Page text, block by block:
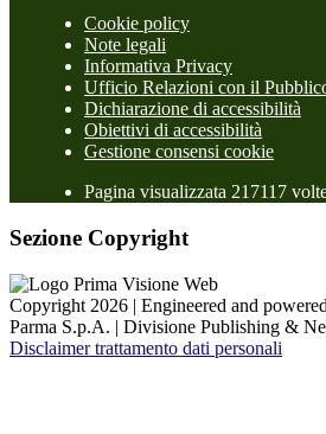
Cookie policy
Note legali
Informativa Privacy
Ufficio Relazioni con il
Dichiarazione di accessibilità
Obiettivi di accessibilità
Gestione consensi cookie
Pagina visualizzata 217117
Sezione Copyright
Copyright 2026 | Engineered and
Parma S.p.A. | Divisione Publishing &
Disclaimer trattamento dati personali